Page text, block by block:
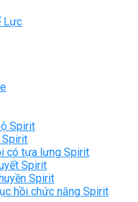
Lực
Spirit
có tựa lưng Spirit
Spirit
Spirit
hồi chức năng Spirit